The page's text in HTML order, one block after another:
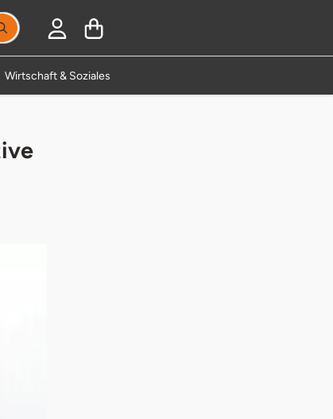
Wirtschaft & Soziales